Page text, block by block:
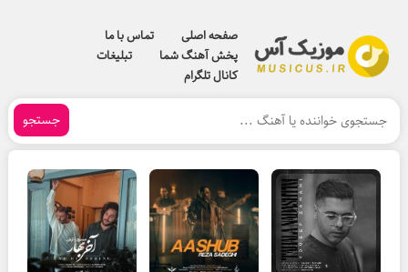
صفحه اصلی
تماس با ما
پخش آهنگ شما
تبلیغات
کانال تلگرام
جستجو